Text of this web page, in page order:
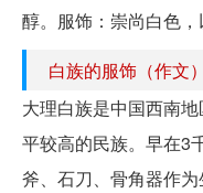
醇。服饰：崇尚白色，
白族的服饰（作文）
大理白族是中国西南
平较高的民族。早在3
斧、石刀、骨角器作